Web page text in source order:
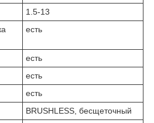
1.5-13
есть
есть
есть
есть
BRUSHLESS, бес­ще­точ­ный